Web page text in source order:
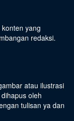
yang
redaksi.
atau ilustrasi
oleh
tulisan ya dan